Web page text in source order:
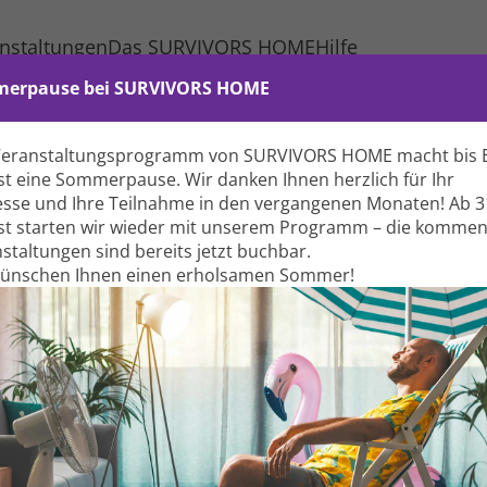
Das SURVIVORS HOMEHilfe
bei SURVIVORS HOME
von SURVIVORS HOME macht bis
eine Sommer­pause. Wir danken Ihnen herzlich für Ihr
und Ihre Teil­nahme in den vergangenen Monaten! Ab
starten wir wieder mit unserem Programm – die
sind bereits jetzt buchbar.
Ihnen einen erholsamen Sommer!
zu laden. Dieses externe
Bitte überprüfen Sie die
den Inhalt anzuzeigen.
in Wissen zu
körper­liche Aktivi­
werden kann.